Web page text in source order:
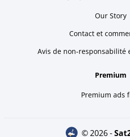
Our Story
Contact et
Avis de non-responsabilité
Premium
Premium ads
© 2026 -